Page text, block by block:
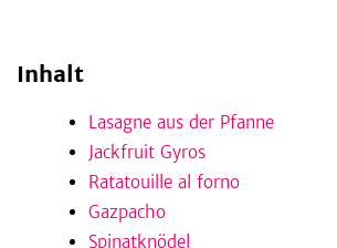
Inhalt
Lasagne aus der Pfanne
Jackfruit Gyros
Ratatouille al forno
Gazpacho
Spinatknödel